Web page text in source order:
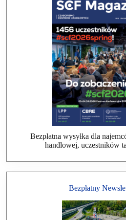
Bezpłatna wysyłka dla
handlowej, uczestników
Bezpłatny